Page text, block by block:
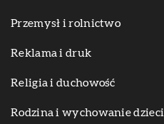
Przemysł i rolnictwo
Reklama i druk
Religia i duchowość
Rodzina i wychowanie dzieci